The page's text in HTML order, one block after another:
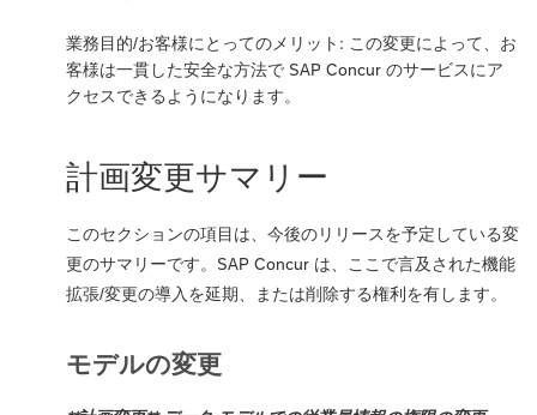
業務目的/お客様にとってのメリット: この変更によって、お
客様は一貫した安全な方法で SAP Concur のサービスにア
クセスできるようになります。
計画変更サマリー
このセクションの項目は、今後のリリースを予定している変
更のサマリーです。SAP Concur は、ここで言及された機能
拡張/変更の導入を延期、または削除する権利を有します。
モデルの変更